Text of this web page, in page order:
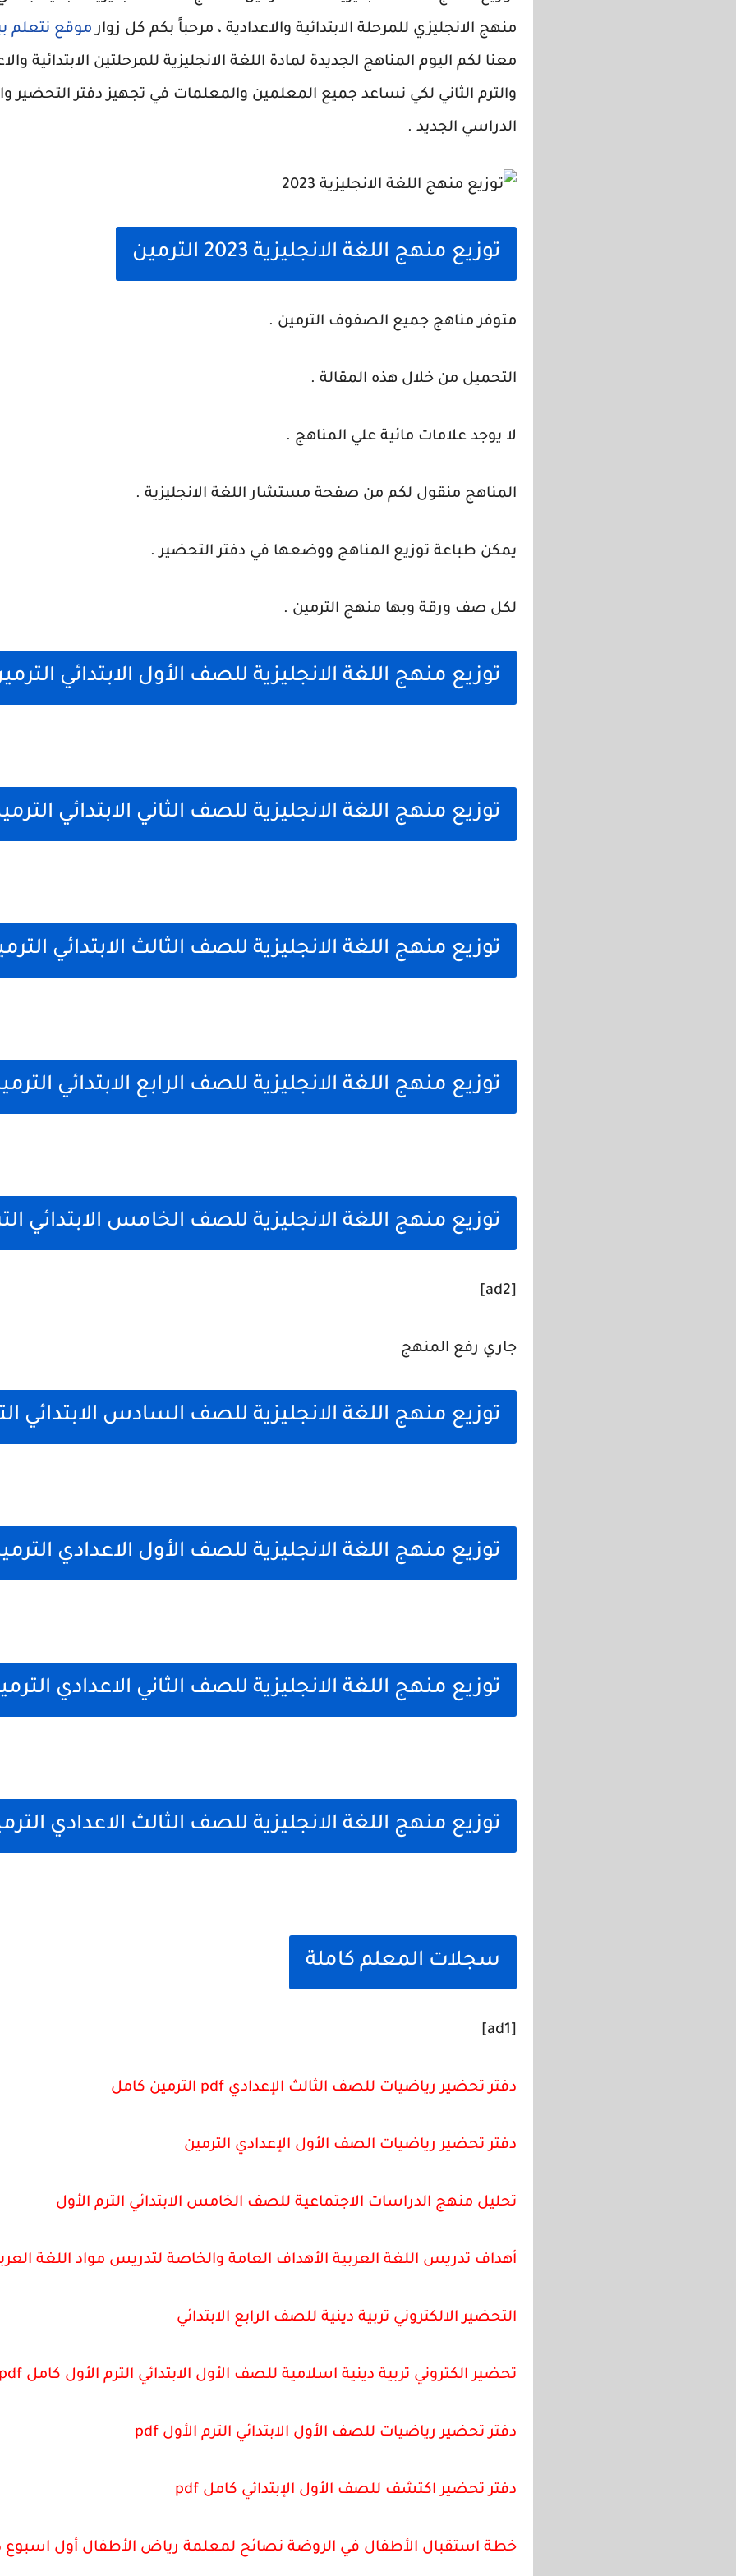
منهج الانجليزي للمرحلة الابتدائية والاعدادية ، مرحباً بكم كل زوار موقع نتعلم
معنا لكم اليوم المناهج الجديدة لمادة اللغة الانجليزية للمرحلتين الابتدائية
والترم الثاني لكي نساعد جميع المعلمين والمعلمات في تجهيز دفتر التحضير
الدراسي الجديد .
توزيع منهج اللغة الانجليزية 2023 الترمين
متوفر مناهج جميع الصفوف الترمين .
التحميل من خلال هذه المقالة .
لا يوجد علامات مائية علي المناهج .
المناهج منقول لكم من صفحة مستشار اللغة الانجليزية .
يمكن طباعة توزيع المناهج ووضعها في دفتر التحضير .
لكل صف ورقة وبها منهج الترمين .
توزيع منهج اللغة الانجليزية للصف الأول الابتدائي
توزيع منهج اللغة الانجليزية للصف الثاني الابتدائي
توزيع منهج اللغة الانجليزية للصف الثالث الابتدائي
توزيع منهج اللغة الانجليزية للصف الرابع الابتدائي
توزيع منهج اللغة الانجليزية للصف الخامس الابتدائي
[ad2]
جاري رفع المنهج
توزيع منهج اللغة الانجليزية للصف السادس الابتدائي
توزيع منهج اللغة الانجليزية للصف الأول الاعدادي
توزيع منهج اللغة الانجليزية للصف الثاني الاعدادي
توزيع منهج اللغة الانجليزية للصف الثالث الاعدادي
سجلات المعلم كاملة
[ad1]
دفتر تحضير رياضيات للصف الثالث الإعدادي pdf الترمين كامل
دفتر تحضير رياضيات الصف الأول الإعدادي الترمين
تحليل منهج الدراسات الاجتماعية للصف الخامس الابتدائي الترم الأول
أهداف تدريس اللغة العربية الأهداف العامة والخاصة لتدريس مواد اللغة
التحضير الالكتروني تربية دينية للصف الرابع الابتدائي
تحضير الكتروني تربية دينية اسلامية للصف الأول الابتدائي الترم الأول كامل pdf
دفتر تحضير رياضيات للصف الأول الابتدائي الترم الأول pdf
دفتر تحضير اكتشف للصف الأول الإبتدائي كامل pdf
خطة استقبال الأطفال في الروضة نصائح لمعلمة رياض الأطفال أول